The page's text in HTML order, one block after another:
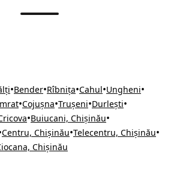
•Bender•Rîbnița•Cahul•Ungheni•
•Cojușna•Trușeni•Durlești•
•Buiucani, Chișinău•
Centru, Chișinău•Telecentru, Chișinău•
Chișinău